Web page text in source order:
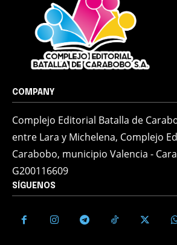
COMPANY
Complejo Editorial Batalla de
entre Lara y Michelena, Complejo
Carabobo, municipio Valencia -
G200116609
SÍGUENOS